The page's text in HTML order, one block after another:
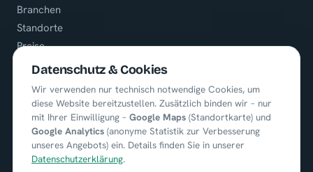
Branchen
Standorte
Preise
Referenzen
KONTAKT
+49 (0) 8722 / 9664451
Datenschutz & Cookies
Wir verwenden nur technisch notwendige Cookies, um
diese Website bereitzustellen. Zusätzlich binden wir – nur
mit Ihrer Einwilligung – Google Maps (Standortkarte) und
Google Analytics (anonyme Statistik zur Verbesserung
unseres Angebots) ein. Details finden Sie in unserer
Datenschutzerklärung.